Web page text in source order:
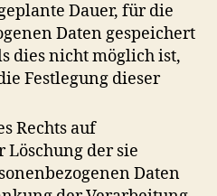
Dauer, für die
Daten gespeichert
dies nicht möglich ist,
Festlegung dieser
Rechts auf
der sie
Daten